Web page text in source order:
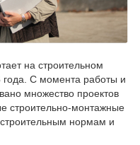
на строительном
С момента работы и
множество проектов
строительно-монтажные
строительным нормам и